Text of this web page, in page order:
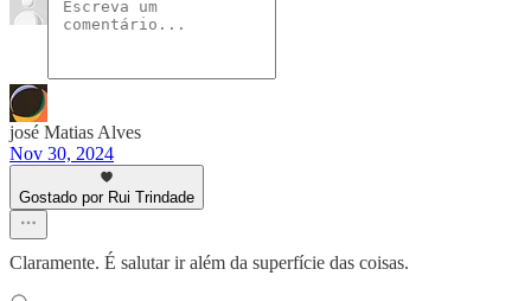
josé Matias Alves
Nov 30, 2024
Gostado por Rui Trindade
Claramente. É salutar ir além da superfície das coisas.